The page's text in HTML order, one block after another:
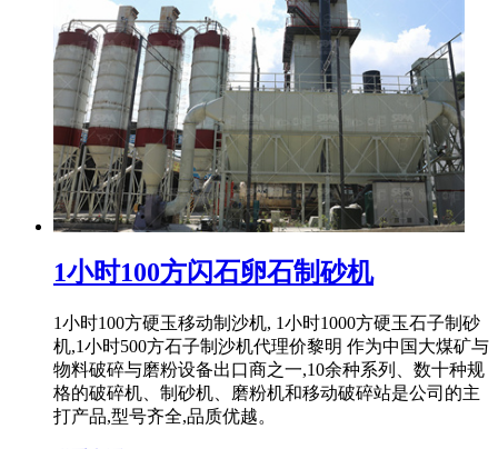
1小时100方闪石卵石制砂机
1小时100方硬玉移动制沙机, 1小时1000方硬玉石子制砂
机,1小时500方石子制沙机代理价黎明 作为中国大煤矿与
物料破碎与磨粉设备出口商之一,10余种系列、数十种规
格的破碎机、制砂机、磨粉机和移动破碎站是公司的主
打产品,型号齐全,品质优越。